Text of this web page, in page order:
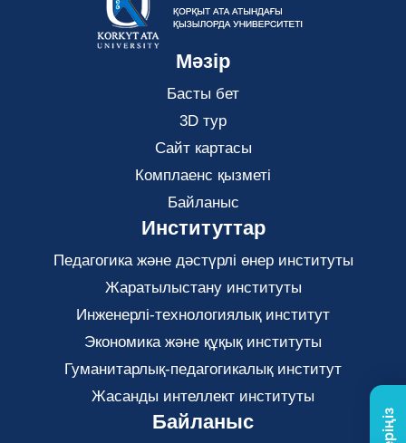
Мәзір
Басты бет
3D тур
Сайт картасы
Комплаенс қызметі
Байланыс
Институттар
Педагогика және дәстүрлі өнер институты
Жаратылыстану институты
Инженерлі-технологиялық институт
Экономика және құқық институты
Гуманитарлық-педагогикалық институт
Жасанды интеллект институты
Байланыс